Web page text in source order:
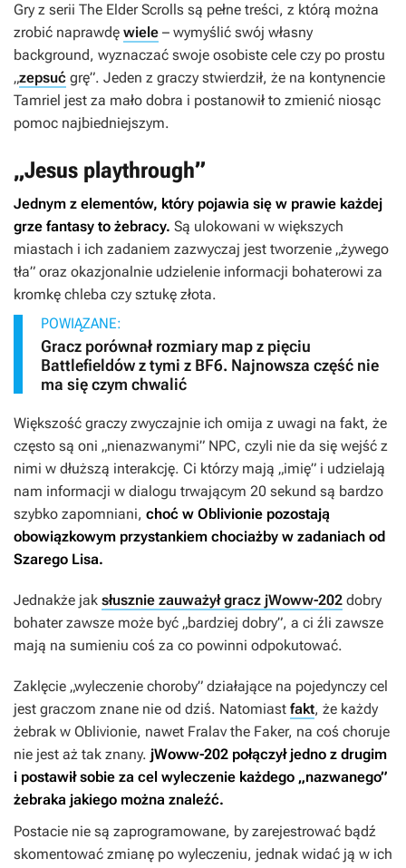
Gry z serii The Elder Scrolls są pełne treści, z którą można
zrobić naprawdę wiele – wymyślić swój własny
background, wyznaczać swoje osobiste cele czy po prostu
„zepsuć grę”. Jeden z graczy stwierdził, że na kontynencie
Tamriel jest za mało dobra i postanowił to zmienić niosąc
pomoc najbiedniejszym.
„Jesus playthrough”
Jednym z elementów, który pojawia się w prawie każdej
grze fantasy to żebracy. Są ulokowani w większych
miastach i ich zadaniem zazwyczaj jest tworzenie „żywego
tła” oraz okazjonalnie udzielenie informacji bohaterowi za
kromkę chleba czy sztukę złota.
POWIĄZANE:
Gracz porównał rozmiary map z pięciu
Battlefieldów z tymi z BF6. Najnowsza część nie
ma się czym chwalić
Większość graczy zwyczajnie ich omija z uwagi na fakt, że
często są oni „nienazwanymi” NPC, czyli nie da się wejść z
nimi w dłuższą interakcję. Ci którzy mają „imię” i udzielają
nam informacji w dialogu trwającym 20 sekund są bardzo
szybko zapomniani, choć w Oblivionie pozostają
obowiązkowym przystankiem chociażby w zadaniach od
Szarego Lisa.
Jednakże jak słusznie zauważył gracz jWoww-202 dobry
bohater zawsze może być „bardziej dobry”, a ci źli zawsze
mają na sumieniu coś za co powinni odpokutować.
Zaklęcie „wyleczenie choroby” działające na pojedynczy cel
jest graczom znane nie od dziś. Natomiast fakt, że każdy
żebrak w Oblivionie, nawet Fralav the Faker, na coś choruje
nie jest aż tak znany. jWoww-202 połączył jedno z drugim
i postawił sobie za cel wyleczenie każdego „nazwanego”
żebraka jakiego można znaleźć.
Postacie nie są zaprogramowane, by zarejestrować bądź
skomentować zmianę po wyleczeniu, jednak widać ją w ich